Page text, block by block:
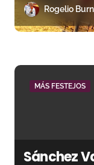
Rogelio
MÁS FESTEJOS
Sánchez